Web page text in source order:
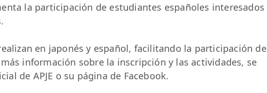
la participación de estudiantes españoles interesados
en japonés y español, facilitando la participación de
información sobre la inscripción y las actividades, se
de APJE o su página de Facebook.